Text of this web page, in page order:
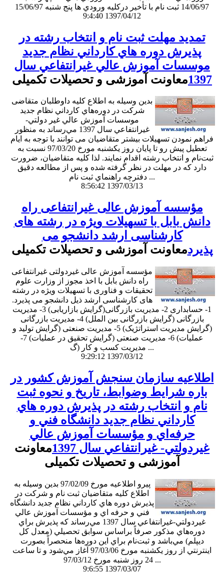
14/06/97 ثبت نام با تأخير دركليه ورودي ها پنج شنبه 15/06/97
9:4:40 1397/04/12
تمديد مهلت ثبت نام و انتخاب رشته در
پذيرش دوره هاي كارداني نظام جديد
موسسات آموزش عالي غيرانتفاعي سال
1397معاونت آموزشی و تحصیلات تکمیلی
بدين وسيله به اطلاع كليه داوطلبان متقاضی
شرکت در دوره‌هاي كارداني نظام جديد
موسسات آموزش عالي غير دولتي-
غيرانتفاعي سال 1397 مي‌رساند به منظور
فراهم نمودن تسهيلات بيشتر متقاضيان می توانند با توجه به ايام
تعطيل پيش رو تا پايان روز يكشنبه مورخ 97/03/20 نسبت به
ثبت‌نام و انتخاب رشته اقدام نمايند. لذا كليه متقاضيان، ضرورت
دارد كه در مهلت در نظر گرفته شده و پس از مطالعه دقيق
دفترچه راهنماي ثبت نام ...
8:56:42 1397/03/13
مؤسسه آموزش عالی غیرانتفاعی راه
دانش بابل با تسهیلات ویژه در رشته های
کارشناسی ارشد دانشجو می
پذیردمعاونت آموزشی و تحصیلات تکمیلی
مؤسسه آموزش عالی غیردولتی غیرانتفاعی
راه دانش بابل با اخذ مجوز از وزارت علوم
تحقیقات و فناوری با تسهیلات ویژه در رشته
های کارشناسی ارشد ذیل دانشجو می پذیرد.
1- حسابداری 2- مدیریت بازرگانی(گرایش بازاریابی) 3- مدیریت
بازرگانی (گرایش بازرگانی بین الملل) 4- مدیریت بازرگانی
(گرایش مدیریت استراتژیک) 5- مدیریت صنعتی (گرایش تولید و
عملیات) 6- مدیریت صنعتی (گرایش تحقیق در عملیات) 7-
مدیریت کسب و کار (گ ...
9:29:12 1397/03/12
اطلاعيه سازمان سنجش آموزش كشور در
باره شرايط وضوابط، تاريخ و نحوه ثبت
نام و انتخاب رشته در پذيرش دوره هاي
كارداني نظام جديد دانشگاه فني و
حرفه‌اي و مؤسسات آموزش عالي
غيردولتي- غيرانتفاعي سال 1397
معاونت
آموزشی و تحصیلات تکمیلی
پيرو اطلاعيه مورخ 97/02/09 بدين وسيله به
اطلاع كليه متقاضيان ثبت نام و شركت در
پذيرش دوره هاي كارداني نظام جديد دانشگاه
فني و حرفه اي و مؤسسات آموزش عالي
غيردولتي-غيرانتفاعي سال 1397 مي‌رساند كه پذيرش براي
دوره‌هاي مذكور صرفاً براساس سوابق تحصيلي (معدل كل
ديپلم) مي‌باشد و ثبت‌نام براي اين دوره‌ها منحصراً بصورت
اينترنتي از روز يكشنبه مورخ 97/03/06 آغاز مي‌شود و تا ساعت
24 روز شنبه مورخ 97/03/12 ...
9:6:55 1397/03/07